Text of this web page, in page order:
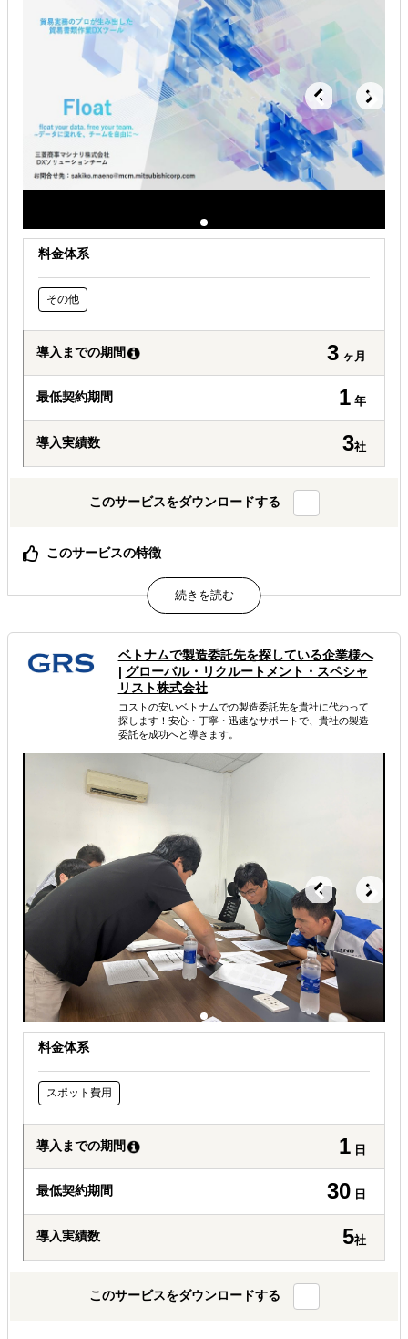
その他
料金体系
その他
導入までの期間 3 ヶ月
最低契約期間 1 年
導入実績数 3社
このサービスをダウンロードする
このサービスの特徴
貿易実務領域に特化したDX支援サービス
輸出入・貿易・通関
解決できる課題
ベトナムで製造委託先を探している企業様へ
| グローバル・リクルートメント・スペシャ
リスト株式会社
コストの安いベトナムでの製造委託先を貴社に代わって
探します！安心・丁寧・迅速なサポートで、貴社の製造
委託を成功へと導きます。
料金体系
スポット費用
導入までの期間 1 日
最低契約期間 30 日
導入実績数 5社
このサービスをダウンロードする